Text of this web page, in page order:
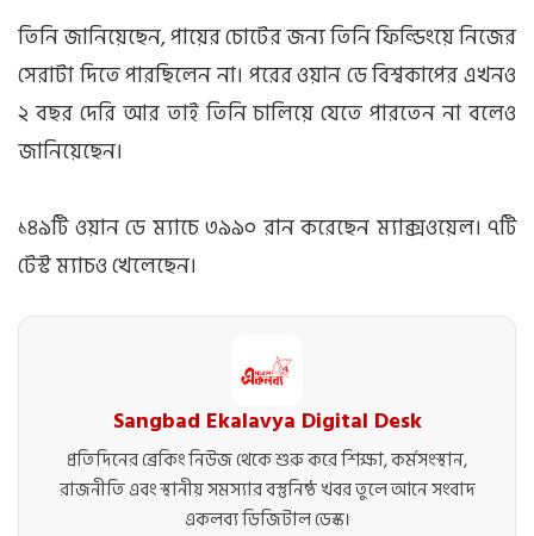
তিনি জানিয়েছেন, পায়ের চোটের জন্য তিনি ফিল্ডিংয়ে নিজের
সেরাটা দিতে পারছিলেন না। পরের ওয়ান ডে বিশ্বকাপের এখনও
২ বছর দেরি আর তাই তিনি চালিয়ে যেতে পারতেন না বলেও
জানিয়েছেন।
১৪৯টি ওয়ান ডে ম্যাচে ৩৯৯০ রান করেছেন ম্যাক্সওয়েল। ৭টি
টেস্ট ম্যাচও খেলেছেন।
Sangbad Ekalavya Digital Desk
প্রতিদিনের ব্রেকিং নিউজ থেকে শুরু করে শিক্ষা, কর্মসংস্থান,
রাজনীতি এবং স্থানীয় সমস্যার বস্তুনিষ্ঠ খবর তুলে আনে সংবাদ
একলব্য ডিজিটাল ডেস্ক।